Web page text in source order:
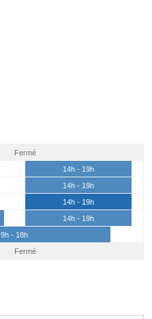
Fermé
14h - 19h
14h - 19h
14h - 19h
14h - 19h
9h - 18h
Fermé